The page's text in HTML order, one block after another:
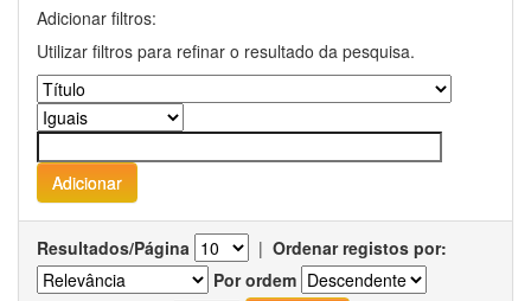
Adicionar filtros:
Utilizar filtros para refinar o resultado da pesquisa.
Resultados/Página | Ordenar registos por:
Por ordem